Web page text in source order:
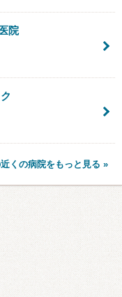
院
くの病院をもっと見る »